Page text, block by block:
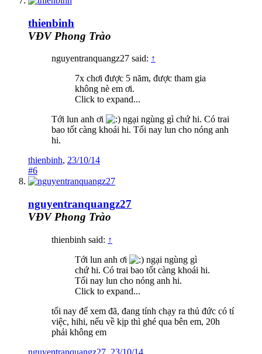
thienbinh
VĐV Phong Trào
nguyentranquangz27 said: ↑
7x chơi được 5 năm, được tham gia
không nè em ơi.
Click to expand...
Tới lun anh ơi
ngại ngùng gì chứ hi. Có trai
bao tốt càng khoái hi. Tối nay lun cho nóng anh
hi.
thienbinh, 23/10/14
#6
nguyentranquangz27
VĐV Phong Trào
thienbinh said: ↑
Tới lun anh ơi
ngại ngùng gì
chứ hi. Có trai bao tốt càng khoái hi.
Tối nay lun cho nóng anh hi.
Click to expand...
tối nay để xem đã, đang tính chạy ra thủ đức có tí
việc, hihi, nếu về kịp thì ghé qua bên em, 20h
phải không em
nguyentranquangz27, 23/10/14